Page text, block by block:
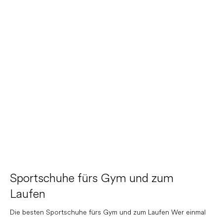
Sportschuhe fürs Gym und zum
Laufen
Die besten Sportschuhe fürs Gym und zum Laufen Wer einmal